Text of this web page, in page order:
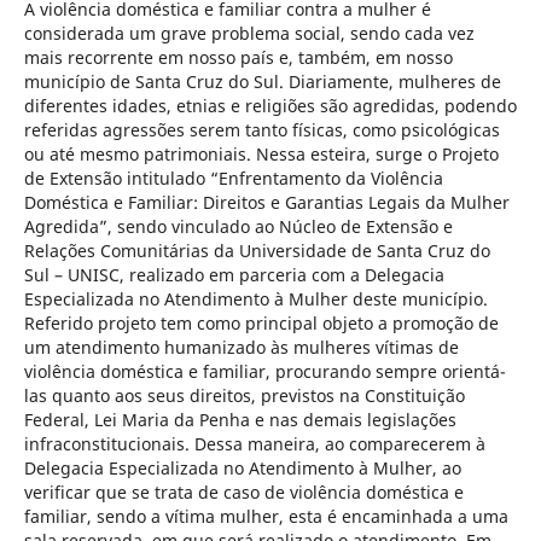
A violência doméstica e familiar contra a mulher é
considerada um grave problema social, sendo cada vez
mais recorrente em nosso país e, também, em nosso
município de Santa Cruz do Sul. Diariamente, mulheres de
diferentes idades, etnias e religiões são agredidas, podendo
referidas agressões serem tanto físicas, como psicológicas
ou até mesmo patrimoniais. Nessa esteira, surge o Projeto
de Extensão intitulado “Enfrentamento da Violência
Doméstica e Familiar: Direitos e Garantias Legais da Mulher
Agredida”, sendo vinculado ao Núcleo de Extensão e
Relações Comunitárias da Universidade de Santa Cruz do
Sul – UNISC, realizado em parceria com a Delegacia
Especializada no Atendimento à Mulher deste município.
Referido projeto tem como principal objeto a promoção de
um atendimento humanizado às mulheres vítimas de
violência doméstica e familiar, procurando sempre orientá-
las quanto aos seus direitos, previstos na Constituição
Federal, Lei Maria da Penha e nas demais legislações
infraconstitucionais. Dessa maneira, ao comparecerem à
Delegacia Especializada no Atendimento à Mulher, ao
verificar que se trata de caso de violência doméstica e
familiar, sendo a vítima mulher, esta é encaminhada a uma